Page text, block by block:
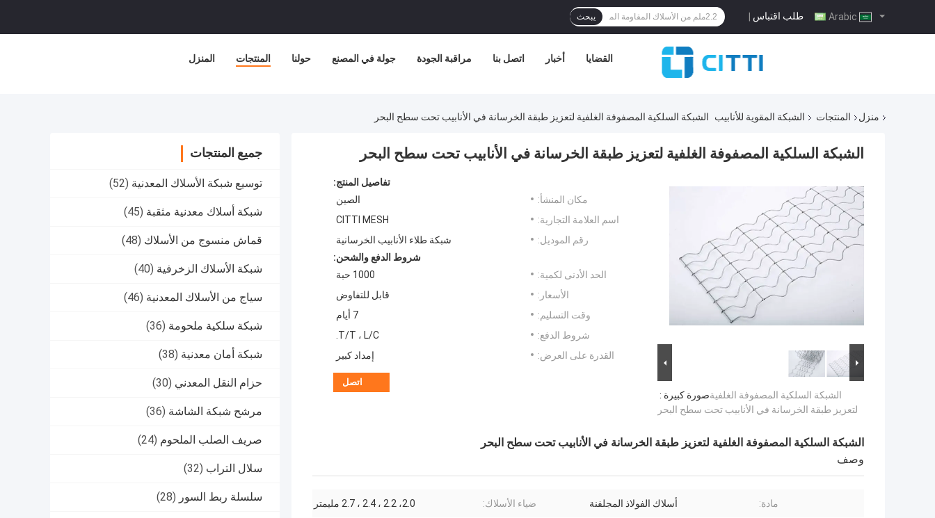
طلب اقتباس | يبحث
المنزل المنتجات حولنا جولة في المصنع مراقبة الجودة اتصل بنا أخبار القضايا
منزل المنتجات الشبكة المقوية للأنابيب الشبكة السلكية المصفوفة الغلفية لتعزيز طبقة الخرسانة في الأنابيب تحت سطح البحر
جميع المنتجات
توسيع شبكة الأسلاك المعدنية (52)
شبكة أسلاك معدنية مثقبة (45)
قماش منسوج من الأسلاك (48)
شبكة الأسلاك الزخرفية (40)
سياج من الأسلاك المعدنية (46)
شبكة سلكية ملحومة (36)
شبكة أمان معدنية (38)
حزام النقل المعدني (30)
مرشح شبكة الشاشة (36)
صريف الصلب الملحوم (24)
سلال التراب (32)
سلسلة ربط السور (28)
الشبكة السلكية المصفوفة الغلفية لتعزيز طبقة الخرسانة في الأنابيب تحت سطح البحر
صورة كبيرة :الشبكة السلكية المصفوفة الغلفية
لتعزيز طبقة الخرسانة في الأنابيب تحت سطح البحر
تفاصيل المنتج:
مكان المنشأ:
الصين
اسم العلامة التجارية:
CITTI MESH
رقم الموديل:
شبكة طلاء الأنابيب الخرسانية
شروط الدفع والشحن:
الحد الأدنى لكمية:
1000 حبة
الأسعار:
قابل للتفاوض
وقت التسليم:
7 أيام
شروط الدفع:
T/T ، L/C.
القدرة على العرض:
إمداد كبير
اتصل
الشبكة السلكية المصفوفة الغلفية لتعزيز طبقة الخرسانة في الأنابيب تحت سطح البحر
وصف
مادة: أسلاك الفولاذ المجلفنة ضياء الأسلاك: 2.0، 2.2 ، 2.4 ، 2.7 مليمتر